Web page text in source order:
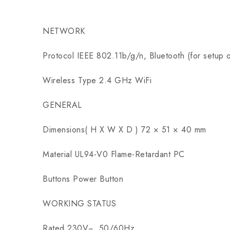
NETWORK
Protocol IEEE 802.11b/g/n, Bluetooth (for setup
Wireless Type 2.4 GHz WiFi
GENERAL
Dimensions( H X W X D ) 72 × 51 × 40 mm
Material UL94-V0 Flame-Retardant PC
Buttons Power Button
WORKING STATUS